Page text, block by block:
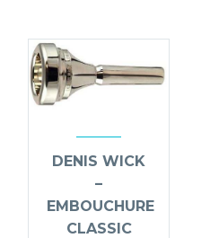
DENIS WICK
–
EMBOUCHURE
CLASSIC